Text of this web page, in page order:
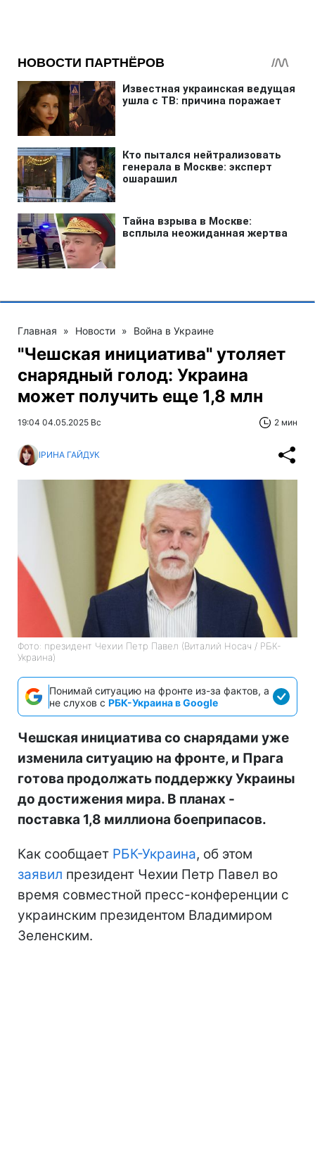
Главная » Новости » Война в Украине
"Чешская инициатива" утоляет
снарядный голод: Украина
может получить еще 1,8 млн
19:04 04.05.2025 Вс 2 мин
ІРИНА ГАЙДУК
Фото: президент Чехии Петр Павел (Виталий Носач / РБК-
Украина)
Понимай ситуацию на фронте из-за фактов, а
не слухов с РБК-Украина в Google
Чешская инициатива со снарядами уже
изменила ситуацию на фронте, и Прага
готова продолжать поддержку Украины
до достижения мира. В планах -
поставка 1,8 миллиона боеприпасов.
Как сообщает РБК-Украина, об этом
заявил президент Чехии Петр Павел во
время совместной пресс-конференции с
украинским президентом Владимиром
Зеленским.